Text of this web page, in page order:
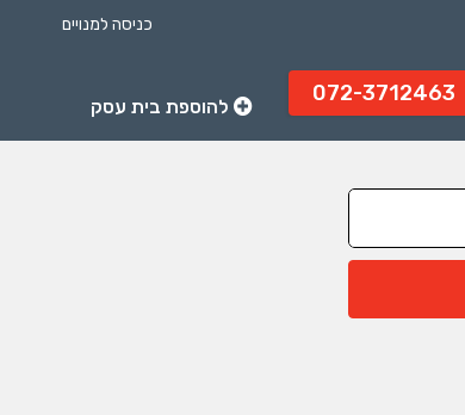
כניסה למנויים
072-3712463
להוספת בית עסק